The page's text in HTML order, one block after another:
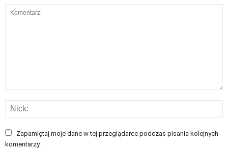
Zapamiętaj moje dane w tej przeglądarce podczas pisania kolejnych
komentarzy.